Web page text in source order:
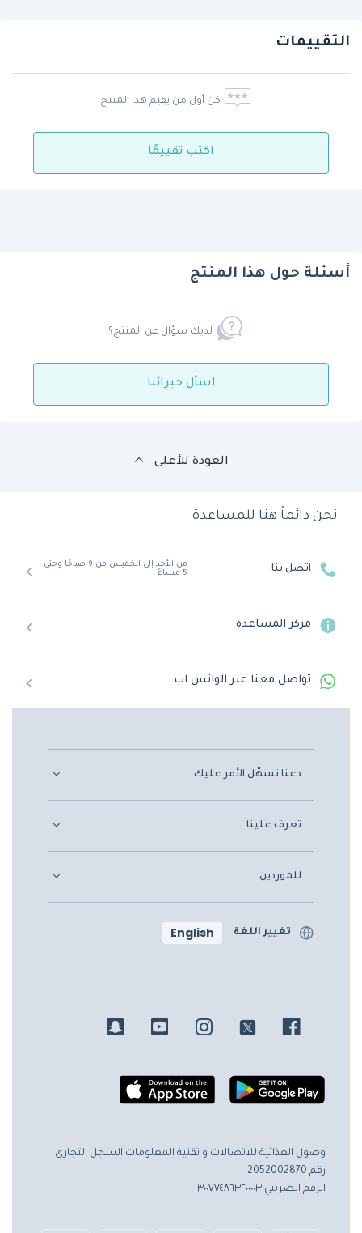
التقييمات
كن أول من يقيم هذا المنتج
اكتب تقييمًا
أسئلة حول هذا المنتج
لديك سؤال عن المنتج؟
اسأل خبرائنا
العودة للأعلى
نحن دائماً هنا للمساعدة
اتصل بنا
من الأحد إلى الخميس من 9 صباحًا وحتى
5 مساءً
مركز المساعدة
تواصل معنا عبر الواتس اب
دعنا نسهّل الأمر عليك
تعرف علينا
للموردين
تغيير اللغة English
وصول الغذائية للاتصالات و تقنية المعلومات السجل التجاري
رقم 2052002870
الرقم الضريبي ٣٠٠٧٧٤٨٦٣٢٠٠٠٠٣